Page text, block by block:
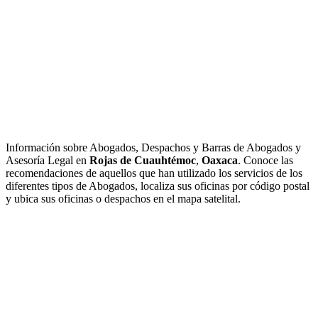
Información sobre Abogados, Despachos y Barras de Abogados y
Asesoría Legal en Rojas de Cuauhtémoc, Oaxaca. Conoce las
recomendaciones de aquellos que han utilizado los servicios de los
diferentes tipos de Abogados, localiza sus oficinas por código postal
y ubica sus oficinas o despachos en el mapa satelital.